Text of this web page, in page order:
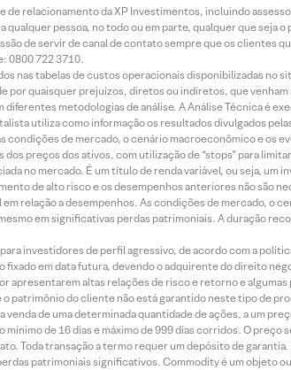
relacionamento da XP Investimentos, incluindo
qualquer pessoa, no todo ou em parte, qualquer que
de servir de canal de contato sempre que os clientes
0800 722 3710.
nas tabelas de custos operacionais disponibilizadas no
por quaisquer prejuízos, diretos ou indiretos, que
diferentes metodologias de análise. A Análise Técnica
utiliza como informação os resultados divulgados
condições de mercado, o cenário macroeconômico e os
preços dos ativos, com utilização de “stops” para
no mercado. É um título de renda variável, ou seja,
de alto risco e os desempenhos anteriores não são
relação a desempenhos. As condições de mercado, o
em significativas perdas patrimoniais. A duração
investidores de perfil agressivo, de acordo com a
em data futura, devendo o adquirente do direito
apresentarem altas relações de risco e retorno e
patrimônio do cliente não está garantido neste tipo de
de uma determinada quantidade de ações, a um
de 16 dias e máximo de 999 dias corridos. O preço
Toda transação a termo requer um depósito de
patrimoniais significativos. Commodity é um